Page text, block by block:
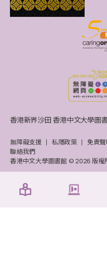
香港新界沙田 香港中文大學圖
無障礙支援 私隱政策 免責
聯絡我們
香港中文大學圖書館 © 2026 版權